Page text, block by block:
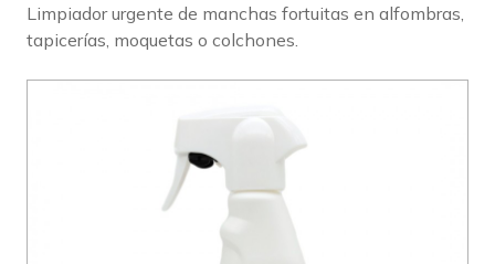
Limpiador urgente de manchas fortuitas en alfombras,
tapicerías, moquetas o colchones.